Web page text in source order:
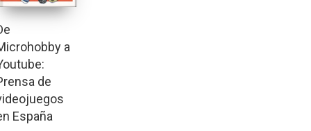
a
de
España